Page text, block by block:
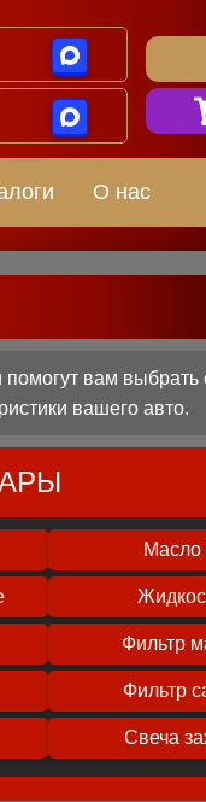
О нас
вам выбрать
вашего авто.
Фильтр
Фильтр
Свеча